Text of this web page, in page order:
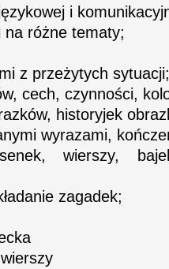
i
na różne tematy;
z przeżytych sytuacji;
cech, czynności,
historyjek
wyrazami,
wierszy,
zagadek;